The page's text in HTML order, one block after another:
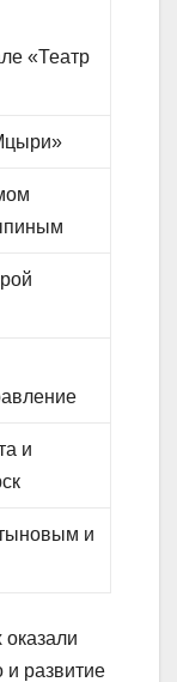
«Театр
и
и
и развитие